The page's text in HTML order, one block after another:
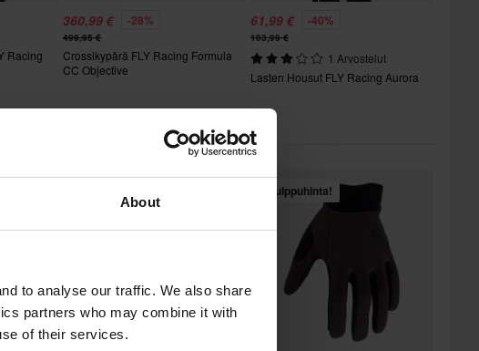
About
to analyse our traffic. We also share
partners who may combine it with
of their services.
Racing
360,99 € -28%
499,95 €
Crossikypärä FLY Racing Formula
CC Objective
61,99 € -40%
103,99 €
1 Arvostelut
Lasten Housut FLY Racing Aurora
Suosikit kategoriassa Hanskat
Huippuhinta!